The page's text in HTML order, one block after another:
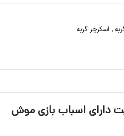
, اسکرچر گربه
دارای اسباب بازی موش